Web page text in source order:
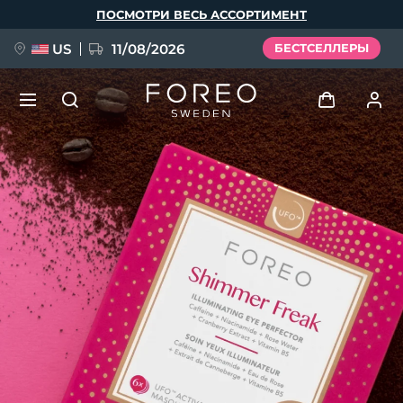
ПОСМОТРИ ВЕСЬ АССОРТИМЕНТ
US 11/08/2026 БЕСТСЕЛЛЕРЫ
Войти
Профиль пользователя
Мои приборы
Мои заказы
Мои адреса
Мои подписки
НОВИНКА
FAQ™ Pure Beauty-Tech Elixir
BREAKING NEWS
issa™ Teeth Whitening Set
Язык
English Deutsch
Español
Français
Italiano
Português
Polski
Svenska
Русский
简体中文 繁體中文